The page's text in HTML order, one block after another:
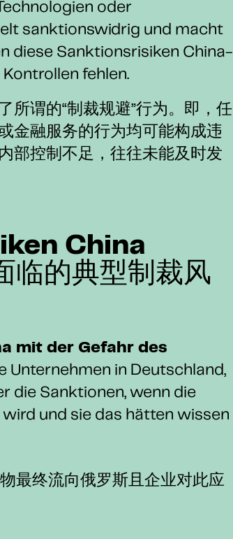
oder
sanktionswidrig und macht
diese Sanktionsrisiken China-
fehlen.
所谓的“制裁规避”行为。即，任
金融服务的行为均可能构成违
部控制不足，往往未能及时发
China
临的典型制裁风
mit der Gefahr des
Unternehmen in Deutschland,
die Sanktionen, wenn die
und sie das hätten wissen
最终流向俄罗斯且企业对此应